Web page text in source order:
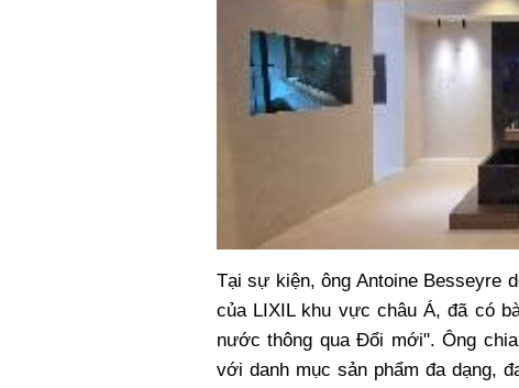
Tại sự kiện, ông Antoine Besseyre
của LIXIL khu vực châu Á, đã có
nước thông qua Đổi mới". Ông
với danh mục sản phẩm đa dạng,